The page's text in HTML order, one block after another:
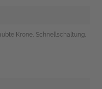
Krone, Schnellschaltung,